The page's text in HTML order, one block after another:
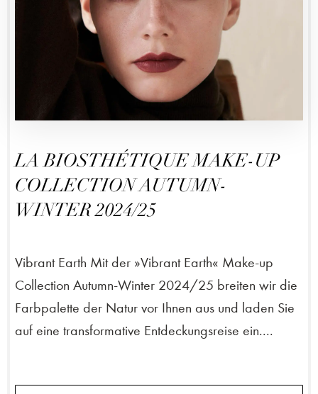
LA BIOSTHÉTIQUE MAKE-UP
COLLECTION AUTUMN-
WINTER 2024/25
Vibrant Earth Mit der »Vibrant Earth« Make-up
Collection Autumn-Winter 2024/25 breiten wir die
Farbpalette der Natur vor Ihnen aus und laden Sie
auf eine transformative Entdeckungsreise ein....